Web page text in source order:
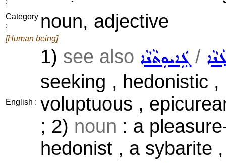
Category
:
noun, adjective
[Human being]
English :
1) see also ܓܲܐܝܘܼܬܵܢܵܐ /
seeking , hedonistic
voluptuous ,
; 2) noun : a
hedonist , a sybarite